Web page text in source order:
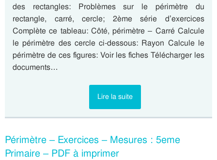
des rectangles: Problèmes sur le périmètre du
rectangle, carré, cercle; 2ème série d’exercices
Complète ce tableau: Côté, périmètre – Carré Calcule
le périmètre des cercle ci-dessous: Rayon Calcule le
périmètre de ces figures: Voir les fiches Télécharger les
documents…
Lire la suite
Périmètre – Exercices – Mesures : 5eme
Primaire – PDF à imprimer